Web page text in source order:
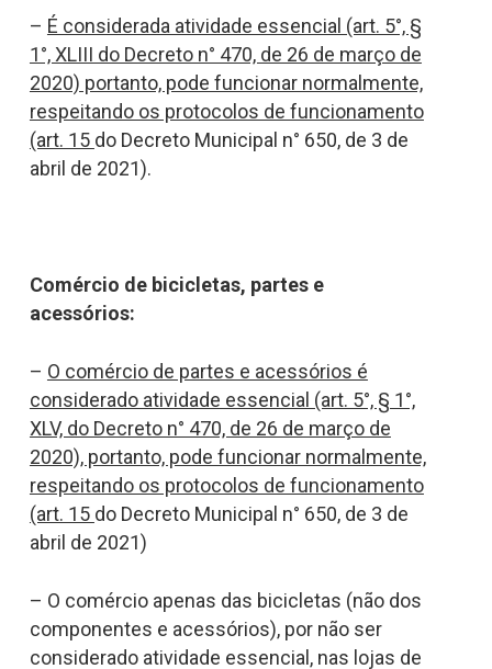
– É considerada atividade essencial (art. 5°, §
1°, XLIII do Decreto n° 470, de 26 de março de
2020) portanto, pode funcionar normalmente,
respeitando os protocolos de funcionamento
(art. 15 do Decreto Municipal n° 650, de 3 de
abril de 2021).
Comércio de bicicletas, partes e
acessórios:
– O comércio de partes e acessórios é
considerado atividade essencial (art. 5°, § 1°,
XLV, do Decreto n° 470, de 26 de março de
2020), portanto, pode funcionar normalmente,
respeitando os protocolos de funcionamento
(art. 15 do Decreto Municipal n° 650, de 3 de
abril de 2021)
– O comércio apenas das bicicletas (não dos
componentes e acessórios), por não ser
considerado atividade essencial, nas lojas de